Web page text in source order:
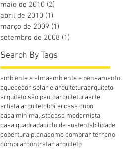
maio de 2010 (2)
abril de 2010 (1)
março de 2009 (1)
setembro de 2008 (1)
Search By Tags
ambiente e almaambiente e pensamento
aquecedor solar e arquiteturaarquiteto
arquiteto são pauloarquiteturaarte
artista arquitetoboilercasa cubo
casa minimalistacasa modernista
casa quadradaciclo de sustentabilidade
cobertura planacomo comprar terreno
comprarcontratar arquiteto